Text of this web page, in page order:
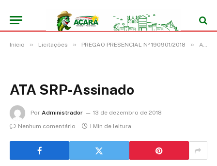
Início » Licitações » PREGÃO PRESENCIAL Nº 190901/2018 » ATA SRP-Assinado
ATA SRP-Assinado
Por Administrador
13 de dezembro de 2018
Nenhum comentário
1 Min de leitura